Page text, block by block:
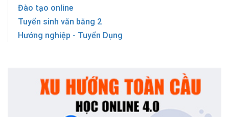
Đào tạo online
Tuyển sinh văn bằng 2
Hướng nghiệp - Tuyển Dụng